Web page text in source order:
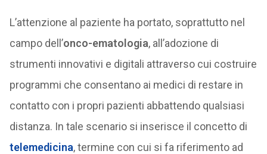
L’attenzione al paziente ha portato, soprattutto nel
campo dell’onco-ematologia, all’adozione di
strumenti innovativi e digitali attraverso cui costruire
programmi che consentano ai medici di restare in
contatto con i propri pazienti abbattendo qualsiasi
distanza. In tale scenario si inserisce il concetto di
telemedicina, termine con cui si fa riferimento ad